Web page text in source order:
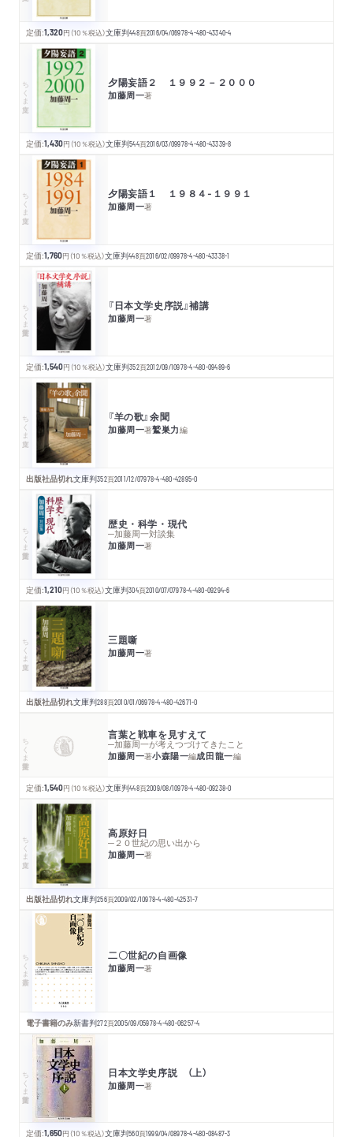
定価:1,320円 （10％税込）文庫判448頁2016/04/06978-4-480-43340-4
ちくま文庫 夕陽妄語２ １９９２－２０００
加藤周一著
定価:1,430円 （10％税込）文庫判544頁2016/03/09978-4-480-43339-8
ちくま文庫 夕陽妄語１ １９８４‐１９９１
加藤周一著
定価:1,760円 （10％税込）文庫判448頁2016/02/09978-4-480-43338-1
ちくま学芸文庫 『日本文学史序説』補講
加藤周一著
定価:1,540円 （10％税込）文庫判352頁2012/09/10978-4-480-09489-6
ちくま文庫 『羊の歌』余聞
加藤周一著鷲巣力編
出版社品切れ文庫判352頁2011/12/07978-4-480-42895-0
ちくま学芸文庫 歴史・科学・現代
─加藤周一対談集
加藤周一著
定価:1,210円 （10％税込）文庫判304頁2010/07/07978-4-480-09294-6
ちくま文庫 三題噺
加藤周一著
出版社品切れ文庫判288頁2010/01/06978-4-480-42671-0
ちくま学芸文庫 言葉と戦車を見すえて
─加藤周一が考えつづけてきたこと
加藤周一著小森陽一編成田龍一編
定価:1,540円 （10％税込）文庫判448頁2009/08/10978-4-480-09238-0
ちくま文庫 高原好日
─２０世紀の思い出から
加藤周一著
出版社品切れ文庫判256頁2009/02/10978-4-480-42531-7
ちくま新書 二〇世紀の自画像
加藤周一著
電子書籍のみ新書判272頁2005/09/05978-4-480-06257-4
ちくま学芸文庫 日本文学史序説 （上）
加藤周一著
定価:1,650円 （10％税込）文庫判560頁1999/04/08978-4-480-08487-3